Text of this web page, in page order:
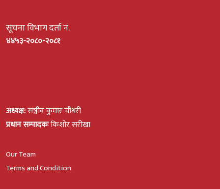
सूचना विभाग दर्ता नं.
४४५३-२०८०-२०८१
अध्यक्ष:सञ्जीव कुमार चौधरी
प्रधान सम्पादकःकिशोर सरीखा
Our Team
Terms and Condition